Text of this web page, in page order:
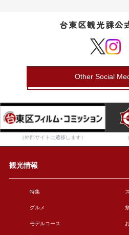
台東区観光課公
Other Social
（外部サイトに遷移します）
観光情報
特集
グルメ
モデルコース